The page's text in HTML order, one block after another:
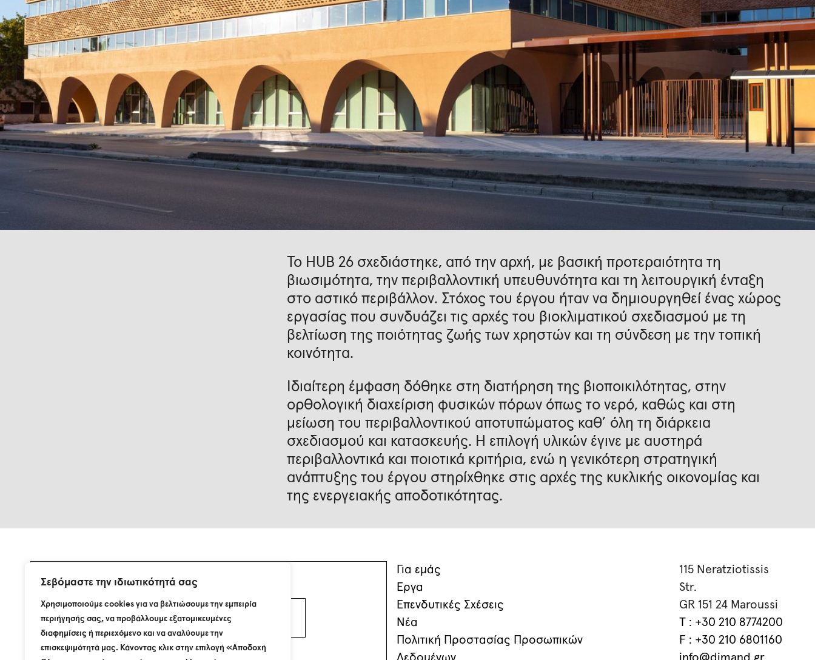
Σεβόμαστε την ιδιωτικότητά σας
Χρησιμοποιούμε cookies για να βελτιώσουμε την εμπειρία
περιήγησής σας, να προβάλλουμε εξατομικευμένες
διαφημίσεις ή περιεχόμενο και να αναλύουμε την
επισκεψιμότητά μας. Κάνοντας κλικ στην επιλογή «Αποδοχή
Το HUB 26 σχεδιάστηκε, από την αρχή, με βασική προτεραιότητα τη
βιωσιμότητα, την περιβαλλοντική υπευθυνότητα και τη λειτουργική ένταξη
στο αστικό περιβάλλον. Στόχος του έργου ήταν να δημιουργηθεί ένας χώρος
εργασίας που συνδυάζει τις αρχές του βιοκλιματικού σχεδιασμού με τη
βελτίωση της ποιότητας ζωής των χρηστών και τη σύνδεση με την τοπική
κοινότητα.
Ιδιαίτερη έμφαση δόθηκε στη διατήρηση της βιοποικιλότητας, στην
ορθολογική διαχείριση φυσικών πόρων όπως το νερό, καθώς και στη
μείωση του περιβαλλοντικού αποτυπώματος καθ’ όλη τη διάρκεια
σχεδιασμού και κατασκευής. Η επιλογή υλικών έγινε με αυστηρά
περιβαλλοντικά και ποιοτικά κριτήρια, ενώ η γενικότερη στρατηγική
ανάπτυξης του έργου στηρίχθηκε στις αρχές της κυκλικής οικονομίας και
της ενεργειακής αποδοτικότητας.
Εγγραφείτε στη λίστα αλληλογραφίας μας.
Για εμάς
Έργα
Επενδυτικές Σχέσεις
Νέα
Πολιτική Προστασίας Προσωπικών
115 Neratziotissis
Str.
GR 151 24 Maroussi
T : +30 210 8774200
F : +30 210 6801160